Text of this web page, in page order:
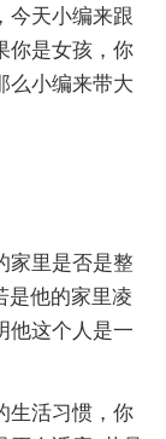
今天小编来跟
你是女孩，你
么小编来带大
家里是否是整
是他的家里凌
他这个人是一
生活习惯，你